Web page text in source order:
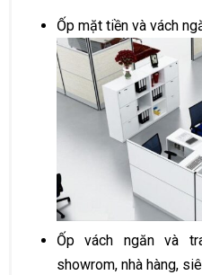
Ốp mặt tiền và vách
Ốp vách ngăn và
showrom, nhà hàng,